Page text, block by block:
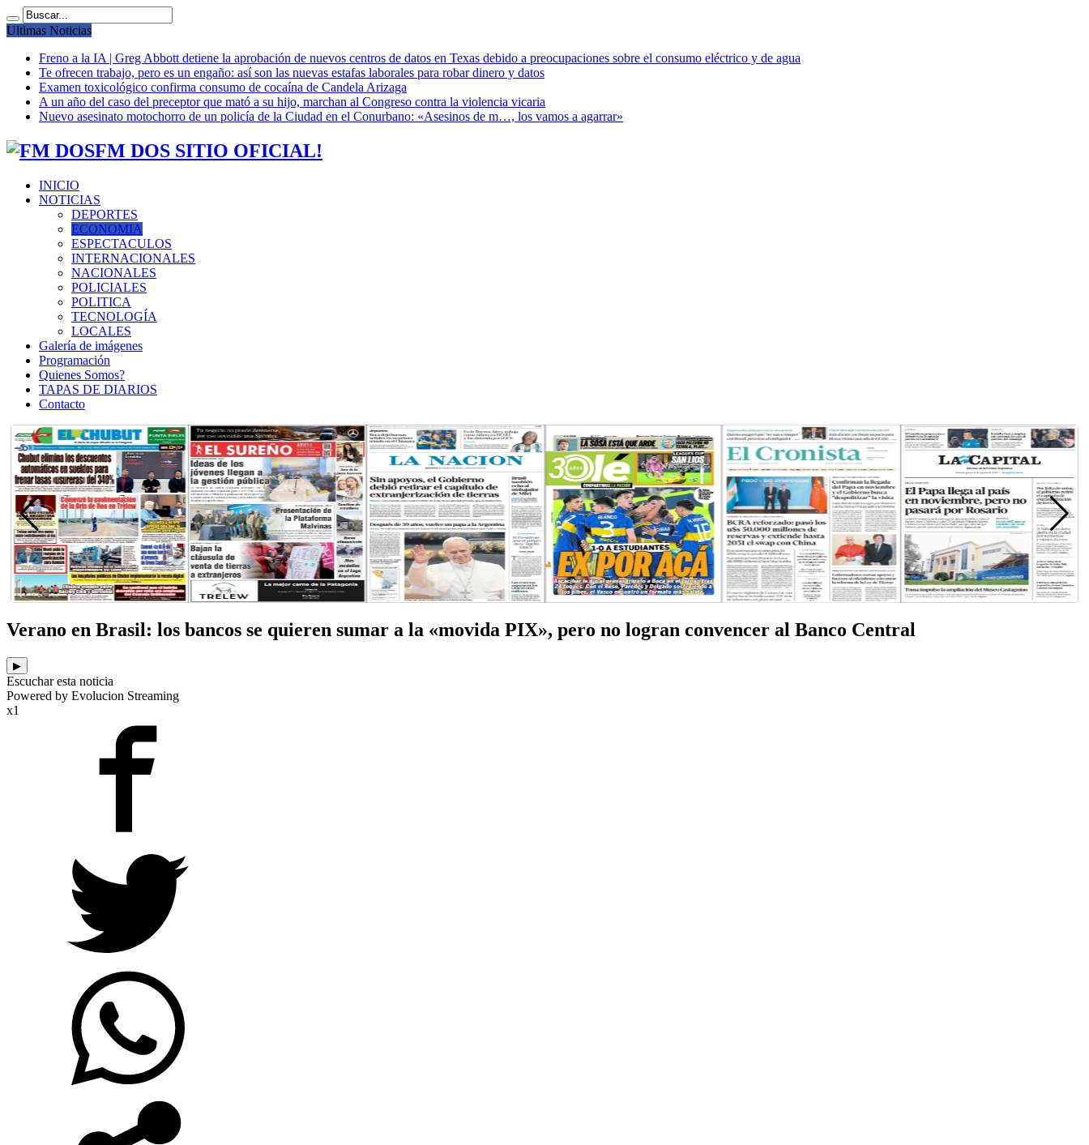
Ultimas Noticias
Freno a la IA | Greg Abbott detiene la aprobación de nuevos centros de datos en Texas debido a preocupaciones sobre el consumo eléctrico y de agua
Te ofrecen trabajo, pero es un engaño: así son las nuevas estafas laborales para robar dinero y datos
Examen toxicológico confirma consumo de cocaína de Candela Arizaga
A un año del caso del preceptor que mató a su hijo, marchan al Congreso contra la violencia vicaria
Nuevo asesinato motochorro de un policía de la Ciudad en el Conurbano: «Asesinos de m…, los vamos a agarrar»
FM DOS SITIO OFICIAL!
INICIO
NOTICIAS
DEPORTES
ECONOMIA
ESPECTACULOS
INTERNACIONALES
NACIONALES
POLICIALES
POLITICA
TECNOLOGÍA
LOCALES
Galería de imágenes
Programación
Quienes Somos?
TAPAS DE DIARIOS
Contacto
Verano en Brasil: los bancos se quieren sumar a la «movida PIX», pero no logran convencer al Banco Central
▶
Escuchar esta noticia
Powered by Evolucion Streaming
x1